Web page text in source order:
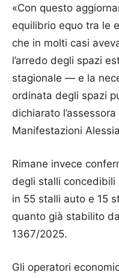
«Con questo
equilibrio equo tra le
che in molti casi
l’arredo degli spazi
stagionale — e la
ordinata degli spazi
dichiarato
Manifestazioni
Rimane invece
degli stalli concedibili
in 55 stalli auto e 15
quanto già stabilito
1367/2025.
Gli operatori